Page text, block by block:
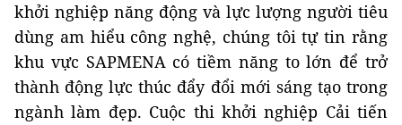
khởi nghiệp năng động và lực lượng người tiêu
dùng am hiểu công nghệ, chúng tôi tự tin rằng
khu vực SAPMENA có tiềm năng to lớn để trở
thành động lực thúc đẩy đổi mới sáng tạo trong
ngành làm đẹp. Cuộc thi khởi nghiệp Cải tiến